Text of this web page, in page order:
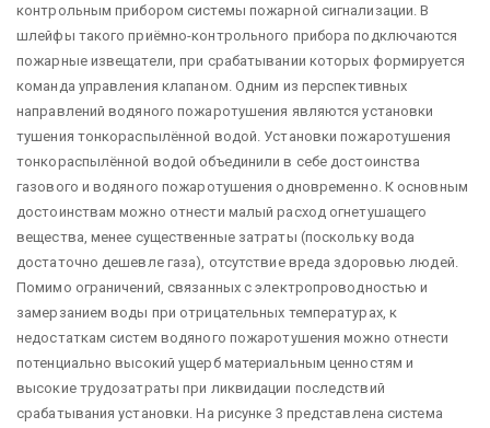
контрольным прибором системы пожарной сигнализации. В
шлейфы такого приёмно-контрольного прибора подключаются
пожарные извещатели, при срабатывании которых формируется
команда управления клапаном. Одним из перспективных
направлений водяного пожаротушения являются установки
тушения тонкораспылённой водой. Установки пожаротушения
тонкораспылённой водой объединили в себе достоинства
газового и водяного пожаротушения одновременно. К основным
достоинствам можно отнести малый расход огнетушащего
вещества, менее существенные затраты (поскольку вода
достаточно дешевле газа), отсутствие вреда здоровью людей.
Помимо ограничений, связанных с электропроводностью и
замерзанием воды при отрицательных температурах, к
недостаткам систем водяного пожаротушения можно отнести
потенциально высокий ущерб материальным ценностям и
высокие трудозатраты при ликвидации последствий
срабатывания установки. На рисунке 3 представлена система